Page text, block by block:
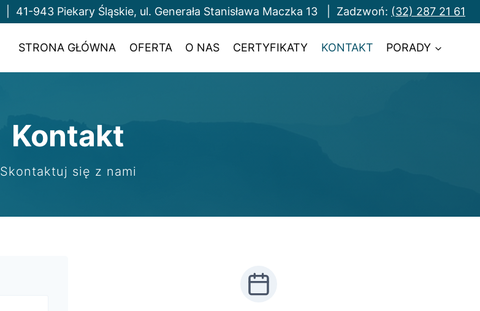
41-943 Piekary Śląskie, ul. Generała Stanisława Maczka 13 | Zadzwoń: (32) 287 21 61
STRONA GŁÓWNA OFERTA O NAS CERTYFIKATY KONTAKT PORADY
Kontakt
Skontaktuj się z nami